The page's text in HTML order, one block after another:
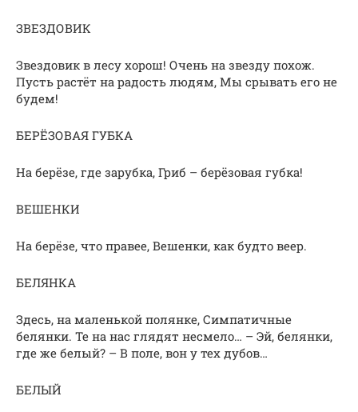
ЗВЕЗДОВИК
Звездовик в лесу хорош! Очень на звезду похож.
Пусть растёт на радость людям, Мы срывать его не
будем!
БЕРЁЗОВАЯ ГУБКА
На берёзе, где зарубка, Гриб – берёзовая губка!
ВЕШЕНКИ
На берёзе, что правее, Вешенки, как будто веер.
БЕЛЯНКА
Здесь, на маленькой полянке, Симпатичные
белянки. Те на нас глядят несмело… – Эй, белянки,
где же белый? – В поле, вон у тех дубов…
БЕЛЫЙ